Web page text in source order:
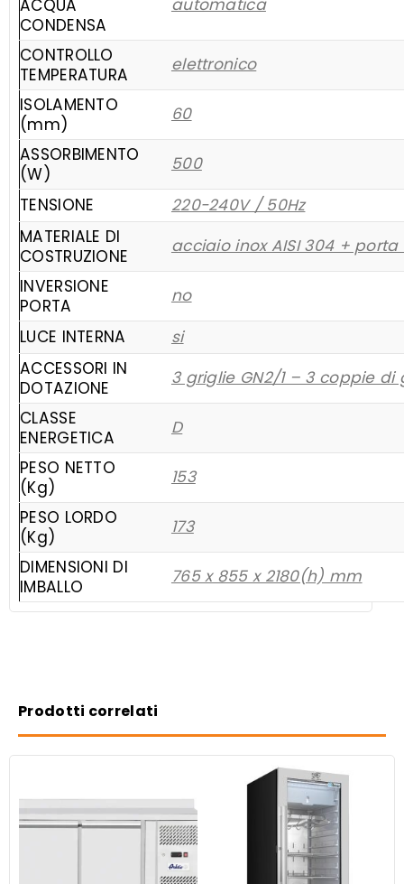
ACQUA
CONDENSA
automatica
CONTROLLO
TEMPERATURA
elettronico
ISOLAMENTO
(mm)
60
ASSORBIMENTO
(W)
500
TENSIONE
220-240V / 50Hz
MATERIALE DI
COSTRUZIONE
acciaio inox AISI 304 +
INVERSIONE
PORTA
no
LUCE INTERNA
si
ACCESSORI IN
DOTAZIONE
3 griglie GN2/1 – 3 coppie di
CLASSE
ENERGETICA
D
PESO NETTO
(Kg)
153
PESO LORDO
(Kg)
173
DIMENSIONI DI
IMBALLO
765 x 855 x 2180(h) mm
Prodotti correlati